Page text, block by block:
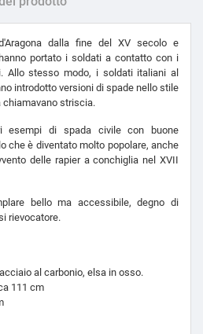
dalla fine del XV secolo e
portato i soldati a contatto con i
Allo stesso modo, i soldati italiani al
introdotto versioni di spade nello stile
chiamavano striscia.
esempi di spada civile con buone
che è diventato molto popolare, anche
delle rapier a conchiglia nel XVII
bello ma accessibile, degno di
rievocatore.
al carbonio, elsa in osso.
111 cm